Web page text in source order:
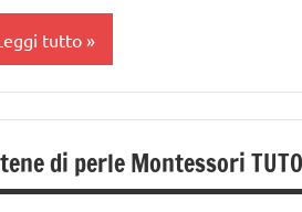
GLI
ARGOMENTI
tutto
di perle Montessori